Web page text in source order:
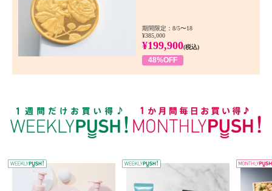
期間限定：8/5〜18
¥385,000
¥199,900(税込)
48%OFF
WEEKLY PUSH